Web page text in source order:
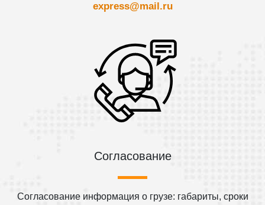
express@mail.ru
Согласование
Согласование информация о грузе: габариты, сроки